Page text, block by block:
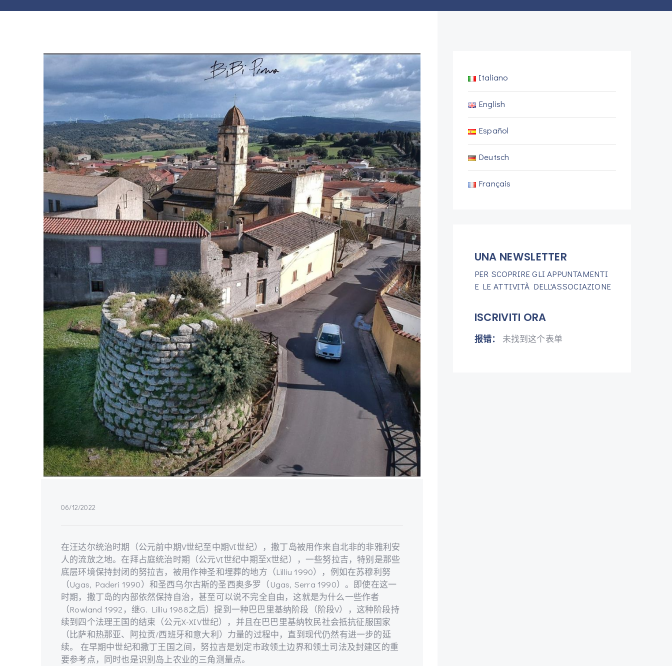
06/12/2022
在汪达尔统治时期（公元前中期V世纪至中期VI世纪），撒丁岛被用作来自北非的非雅利安
人的流放之地。在拜占庭统治时期（公元VI世纪中期至X世纪），一些努拉吉，特别是那些
底层环境保持封闭的努拉吉，被用作神圣和埋葬的地方（Lilliu 1990），例如在苏穆利努
（Ugas, Paderi 1990）和圣西乌尔古斯的圣西奥多罗（Ugas, Serra 1990）。即使在这一
时期，撒丁岛的内部依然保持自治，甚至可以说不完全自由，这就是为什么一些作者
（Rowland 1992，继G. Lilliu 1988之后）提到一种巴巴里基纳阶段（阶段V），这种阶段持
续到四个法理王国的结束（公元X-XIV世纪），并且在巴巴里基纳牧民社会抵抗征服国家
（比萨和热那亚、阿拉贡/西班牙和意大利）力量的过程中，直到现代仍然有进一步的延
续。 在早期中世纪和撒丁王国之间，努拉吉是划定市政领土边界和领土司法及封建区的重
要参考点，同时也是识别岛上农业的三角测量点。
Italiano
English
Español
Deutsch
Français
UNA NEWSLETTER
PER SCOPRIRE GLI APPUNTAMENTI
E LE ATTIVITÀ DELL'ASSOCIAZIONE
ISCRIVITI ORA
报错： 未找到这个表单